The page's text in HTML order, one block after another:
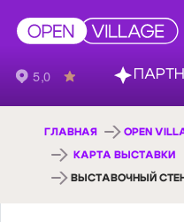
ГЛАВНАЯ OPEN
КАРТА ВЫСТАВКИ
ВЫСТАВОЧНЫЙ СТЕНД